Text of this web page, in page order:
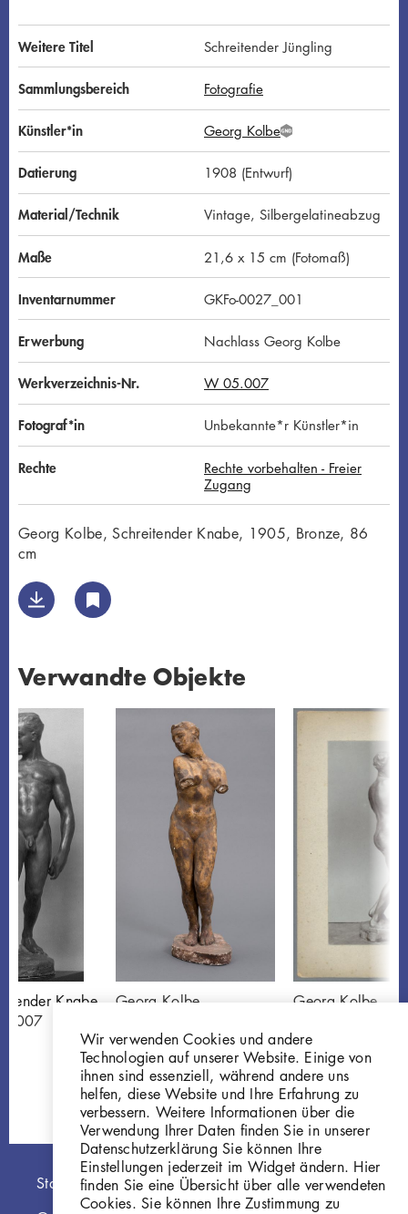
Weitere Titel Schreitender Jüngling
Sammlungsbereich Fotografie
Künstler*in Georg KolbeG
N
D
Datierung 1908 (Entwurf)
Material/Technik Vintage, Silbergelatineabzug
Maße 21,6 x 15 cm (Fotomaß)
Inventarnummer GKFo-0027_001
Erwerbung Nachlass Georg Kolbe
Werkverzeichnis-Nr. W 05.007
Fotograf*in Unbekannte*r Künstler*in
Rechte
Rechte vorbehalten - Freier
Zugang
Georg Kolbe, Schreitender Knabe, 1905, Bronze, 86
cm
Verwandte Objekte
Knabe
Georg Kolbe
Gi212
Georg Kolbe
Gips, farbig
GKFo-0019_001
Hauptnavigation
Startseite
Wir verwenden Cookies und andere
Technologien auf unserer Website. Einige von
ihnen sind essenziell, während andere uns
helfen, diese Website und Ihre Erfahrung zu
verbessern. Weitere Informationen über die
Verwendung Ihrer Daten finden Sie in unserer
Datenschutzerklärung Sie können Ihre
Einstellungen jederzeit im Widget ändern. Hier
finden Sie eine Übersicht über alle verwendeten
Cookies. Sie können Ihre Zustimmung zu